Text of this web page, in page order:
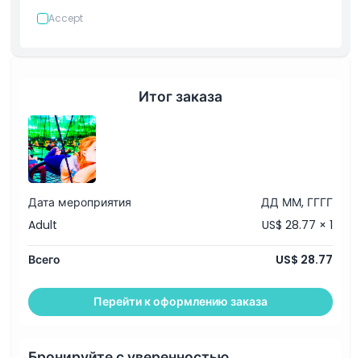
Accept
Итог заказа
Дата мероприятия
ДД ММ, ГГГГ
Adult
US$ 28.77 × 1
Всего US$ 28.77
Перейти к оформлению заказа